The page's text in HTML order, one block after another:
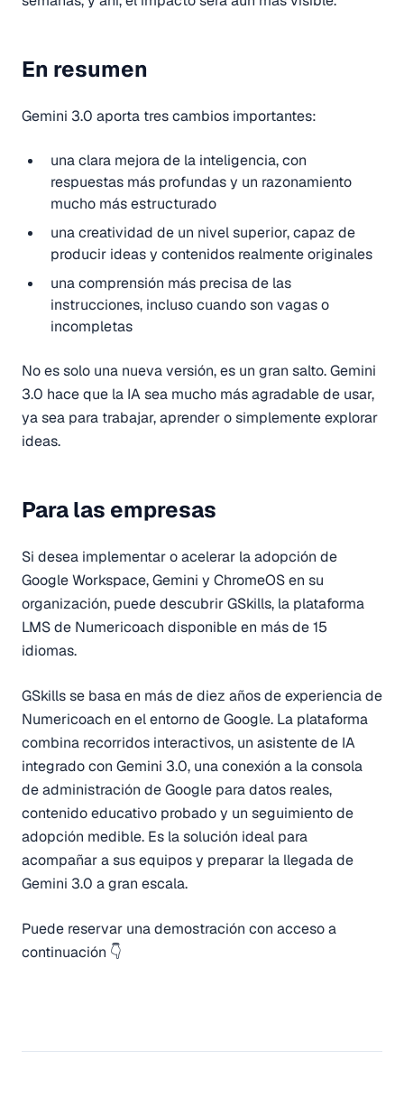
En resumen
Gemini 3.0 aporta tres cambios importantes:
una clara mejora de la inteligencia, con
respuestas más profundas y un razonamiento
mucho más estructurado
una creatividad de un nivel superior, capaz de
producir ideas y contenidos realmente originales
una comprensión más precisa de las
instrucciones, incluso cuando son vagas o
incompletas
No es solo una nueva versión, es un gran salto. Gemini
3.0 hace que la IA sea mucho más agradable de usar,
ya sea para trabajar, aprender o simplemente explorar
ideas.
Para las empresas
Si desea implementar o acelerar la adopción de
Google Workspace, Gemini y ChromeOS en su
organización, puede descubrir GSkills, la plataforma
LMS de Numericoach disponible en más de 15
idiomas.
GSkills se basa en más de diez años de experiencia de
Numericoach en el entorno de Google. La plataforma
combina recorridos interactivos, un asistente de IA
integrado con Gemini 3.0, una conexión a la consola
de administración de Google para datos reales,
contenido educativo probado y un seguimiento de
adopción medible. Es la solución ideal para
acompañar a sus equipos y preparar la llegada de
Gemini 3.0 a gran escala.
Puede reservar una demostración con acceso a
continuación 👇